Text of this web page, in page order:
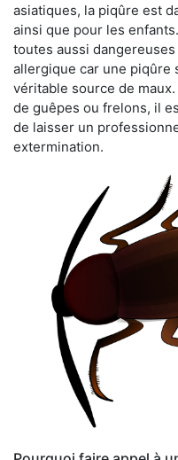
asiatiques, la piqûre est
ainsi que pour les
toutes aussi
allergique car une piqûre
véritable source de
de guêpes ou frelons, il
de laisser un
extermination.